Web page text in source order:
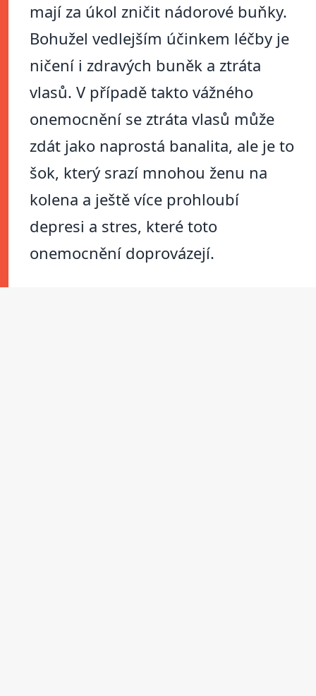
mají za úkol zničit nádorové buňky.
Bohužel vedlejším účinkem léčby je
ničení i zdravých buněk a ztráta
vlasů. V případě takto vážného
onemocnění se ztráta vlasů může
zdát jako naprostá banalita, ale je to
šok, který srazí mnohou ženu na
kolena a ještě více prohloubí
depresi a stres, které toto
onemocnění doprovázejí.